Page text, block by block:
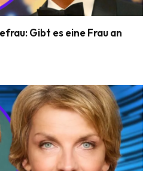
Gibt es eine Frau an